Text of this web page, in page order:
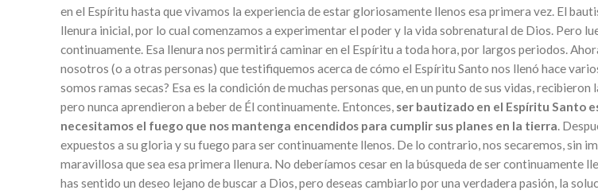
en el Espíritu hasta que vivamos la experiencia de estar gloriosamente llenos esa primera vez. El
llenura inicial, por lo cual comenzamos a experimentar el poder y la vida sobrenatural de Dios. Pero
continuamente. Esa llenura nos permitirá caminar en el Espíritu a toda hora, por largos periodos.
nosotros (o a otras personas) que testifiquemos acerca de cómo el Espíritu Santo nos llenó hace
somos ramas secas? Esa es la condición de muchas personas que, en un punto de sus vidas,
pero nunca aprendieron a beber de Él continuamente. Entonces, ser bautizado en el Espíritu Santo
necesitamos el fuego que nos mantenga encendidos para cumplir sus planes en la tierra.
expuestos a su gloria y su fuego para ser continuamente llenos. De lo contrario, nos secaremos, sin
maravillosa que sea esa primera llenura. No deberíamos cesar en la búsqueda de ser continuamente
has sentido un deseo lejano de buscar a Dios, pero deseas cambiarlo por una verdadera pasión, la